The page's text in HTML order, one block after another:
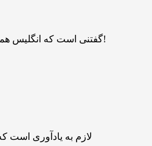
گفتنی است که انگلیس همگام با آمریکا همواره تلاش کرده تصویری غیرواقعی از ایران ارائه دهد. روزنامه تلگراف چاپ این کشور اخیراً در گزارشی برنامه صلح آمیز هسته‌ای ایران را تهدید خوانده بود!
لازم به یادآوری